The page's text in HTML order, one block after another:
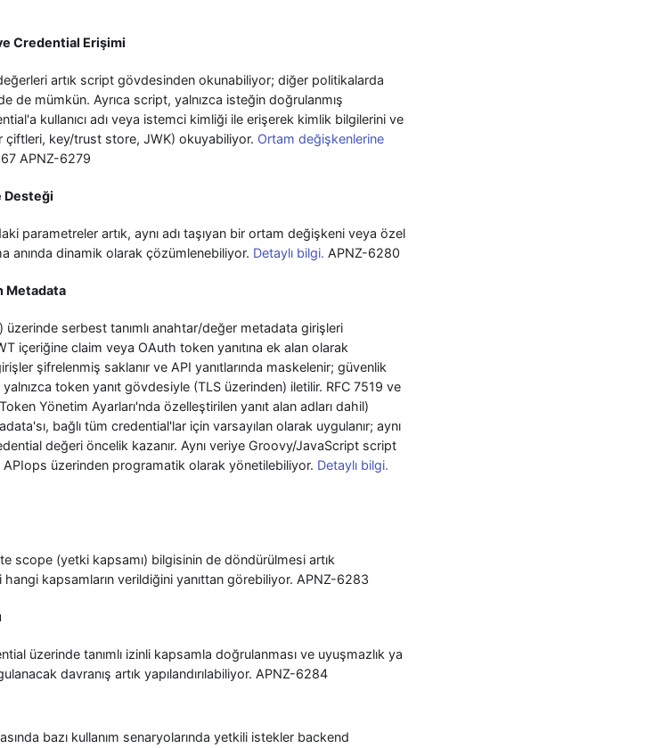
Credential Erişimi
artık script gövdesinden okunabiliyor; diğer politikalarda
de mümkün. Ayrıca script, yalnızca isteğin doğrulanmış
kullanıcı adı veya istemci kimliği ile erişerek kimlik bilgilerini ve
key/trust store, JWK) okuyabiliyor. Ortam değişkenlerine
APNZ-6279
Desteği
parametreler artık, aynı adı taşıyan bir ortam değişkeni veya özel
anında dinamik olarak çözümlenebiliyor. Detaylı bilgi. APNZ-6280
Metadata
serbest tanımlı anahtar/değer metadata girişleri
içeriğine claim veya OAuth token yanıtına ek alan olarak
şifrelenmiş saklanır ve API yanıtlarında maskelenir; güvenlik
token yanıt gövdesiyle (TLS üzerinden) iletilir. RFC 7519 ve
Yönetim Ayarları'nda özelleştirilen yanıt alan adları dahil)
bağlı tüm credential'lar için varsayılan olarak uygulanır; aynı
değeri öncelik kazanır. Aynı veriye Groovy/JavaScript script
üzerinden programatik olarak yönetilebiliyor. Detaylı bilgi.
scope (yetki kapsamı) bilgisinin de döndürülmesi artık
hangi kapsamların verildiğini yanıttan görebiliyor. APNZ-6283
üzerinde tanımlı izinli kapsamla doğrulanması ve uyuşmazlık ya
davranış artık yapılandırılabiliyor. APNZ-6284
bazı kullanım senaryolarında yetkili istekler backend